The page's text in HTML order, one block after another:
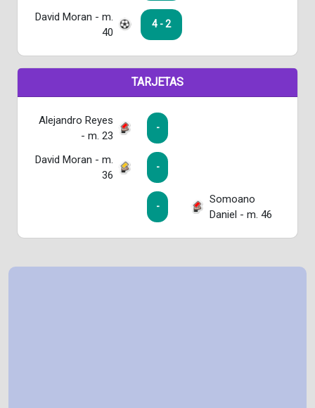
David Moran - m.
40
4 - 2
TARJETAS
Alejandro Reyes
- m. 23
-
David Moran - m.
36
-
-
Somoano
Daniel - m. 46